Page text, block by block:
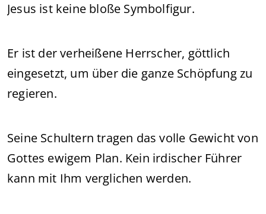
Jesus ist keine bloße Symbolfigur.
Er ist der verheißene Herrscher, göttlich
eingesetzt, um über die ganze Schöpfung zu
regieren.
Seine Schultern tragen das volle Gewicht von
Gottes ewigem Plan. Kein irdischer Führer
kann mit Ihm verglichen werden.